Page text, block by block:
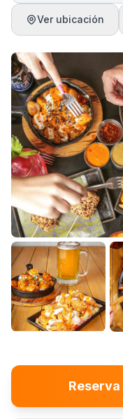
Ver ubicación
Reserva